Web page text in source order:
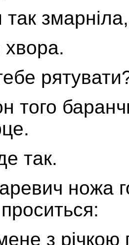
того
так.
ножа
проситься:
з річкою